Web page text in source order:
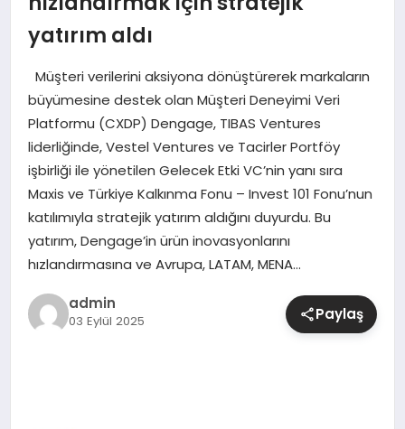
SAĞLIK
SIYASET
SPOR
TEKNOLOJI
YAŞAM
yatırım aldı
Müşteri verilerini aksiyona dönüştürerek markaların
büyümesine destek olan Müşteri Deneyimi Veri
Platformu (CXDP) Dengage, TIBAS Ventures
liderliğinde, Vestel Ventures ve Tacirler Portföy
işbirliği ile yönetilen Gelecek Etki VC’nin yanı sıra
Maxis ve Türkiye Kalkınma Fonu – Invest 101 Fonu’nun
katılımıyla stratejik yatırım aldığını duyurdu. Bu
yatırım, Dengage’in ürün inovasyonlarını
hızlandırmasına ve Avrupa, LATAM, MENA…
admin
03 Eylül 2025 Paylaş